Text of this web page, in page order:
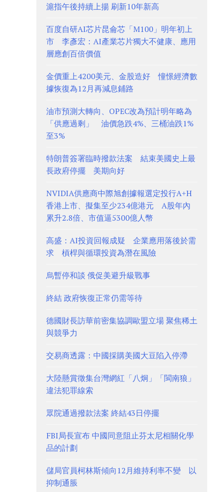
滬指午後持續上揚 刷新10年新高
百度自研AI芯片昆侖芯「M100」明年初上
市 李彥宏：AI產業芯片獨大不健康、應用
層應創百倍價值
金價重上4200美元、金股造好 憧憬經濟數
據恢復為12月再減息鋪路
油市預測大轉向、OPEC改為預計明年略為
「供應過剩」 油價急跌4%、三桶油跌1%
至3%
特朗普簽署臨時撥款法案 結束美國史上最
長政府停擺 美期向好
NVIDIA供應商中際旭創據報選定投行A+H
香港上市、擬集至少234億港元 A股年內
累升2.8倍、市值逼5300億人幣
高盛：AI投資回報成疑 企業應用落後於需
求 槓桿與循環投資為潛在風險
烏暫停和談 俄促美避升級戰事
終結 政府恢復正常仍需等待
德國財長訪華前密集協調歐盟立場 聚焦稀土
與競爭力
交易商透露：中國採購美國大豆陷入停滯
大陸懸賞徵集台灣網紅「八炯」「閩南狼」
違法犯罪線索
眾院通過撥款法案 終結43日停擺
FBI局長宣布 中國同意阻止芬太尼相關化學
品的計劃
儲局官員柯林斯傾向12月維持利率不變 以
抑制通脹